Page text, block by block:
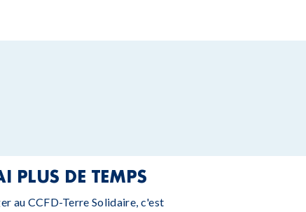
PLUS DE TEMPS
au CCFD-Terre Solidaire, c'est